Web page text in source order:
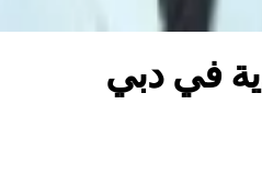
في دبي